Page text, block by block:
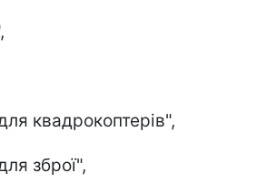
квадрокоптерів",
зброї",